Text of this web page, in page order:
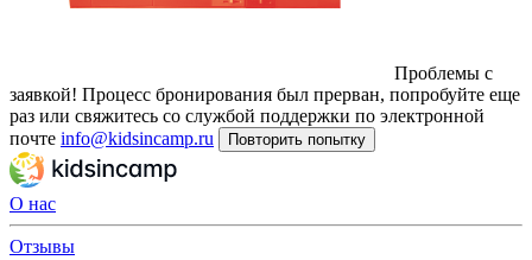
Проблемы с
заявкой! Процесс бронирования был прерван, попробуйте еще
раз или свяжитесь со службой поддержки по электронной
почте info@kidsincamp.ru Повторить попытку
О нас
Отзывы